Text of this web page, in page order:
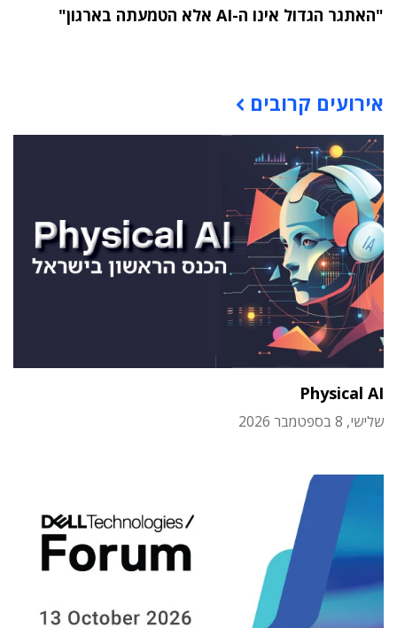
"האתגר הגדול אינו ה-AI אלא הטמעתה בארגון"
אירועים קרובים
Physical AI
שלישי, 8 בספטמבר 2026